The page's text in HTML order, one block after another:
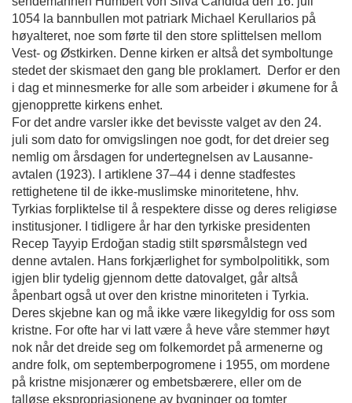
1054 la bannbullen mot patriark Michael Kerullarios på
høyalteret, noe som førte til den store splittelsen mellom
Vest- og Østkirken. Denne kirken er altså det symboltunge
stedet der skismaet den gang ble proklamert.  Derfor er den
i dag et minnesmerke for alle som arbeider i økumene for å
gjenopprette kirkens enhet.
For det andre varsler ikke det bevisste valget av den 24.
juli som dato for omvigslingen noe godt, for det dreier seg
nemlig om årsdagen for undertegnelsen av Lausanne-
avtalen (1923). I artiklene 37–44 i denne stadfestes
rettighetene til de ikke-muslimske minoritetene, hhv.
Tyrkias forpliktelse til å respektere disse og deres religiøse
institusjoner. I tidligere år har den tyrkiske presidenten
Recep Tayyip Erdoğan stadig stilt spørsmålstegn ved
denne avtalen. Hans forkjærlighet for symbolpolitikk, som
igjen blir tydelig gjennom dette datovalget, går altså
åpenbart også ut over den kristne minoriteten i Tyrkia.
Deres skjebne kan og må ikke være likegyldig for oss som
kristne. For ofte har vi latt være å heve våre stemmer høyt
nok når det dreide seg om folkemordet på armenerne og
andre folk, om septemberpogromene i 1955, om mordene
på kristne misjonærer og embetsbærere, eller om de
talløse ekspropriasjonene av bygninger og tomter